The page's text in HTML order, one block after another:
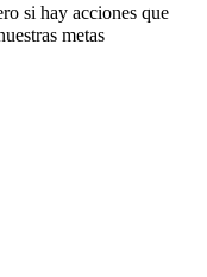
si hay acciones que
metas